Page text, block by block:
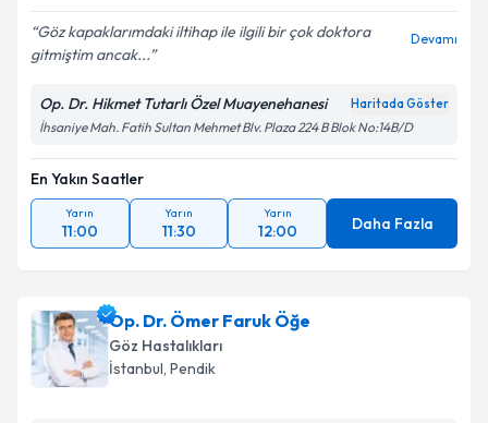
Göz kapaklarımdaki iltihap ile ilgili bir çok doktora
gitmiştim ancak...
Devamı
Op. Dr. Hikmet Tutarlı Özel Muayenehanesi Haritada Göster
İhsaniye Mah. Fatih Sultan Mehmet Blv. Plaza 224 B Blok No:14B/D
En Yakın Saatler
Yarın
11:00
Yarın
11:30
Yarın
12:00 Daha Fazla
Op. Dr. Ömer Faruk Öğe
Göz Hastalıkları
İstanbul, Pendik